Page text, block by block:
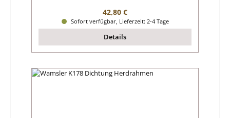
Regulärer Preis:
42,80 €
Sofort verfügbar, Lieferzeit: 2-4 Tage
Details